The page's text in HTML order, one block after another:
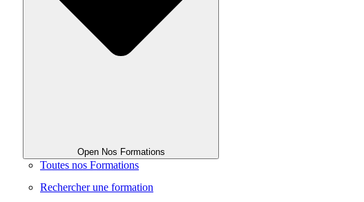
Open Nos Formations
Toutes nos Formations
Rechercher une formation